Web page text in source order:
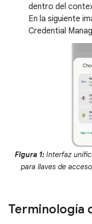
dentro del
En la siguiente
Credential
Figura 1: Interfaz
para llaves de
Terminología